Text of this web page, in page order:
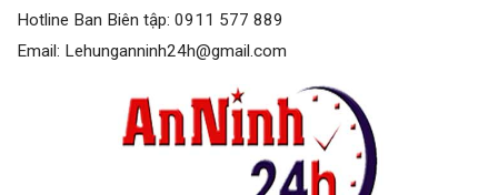
Hotline Ban Biên tập: 0911 577 889
Email: Lehunganninh24h@gmail.com